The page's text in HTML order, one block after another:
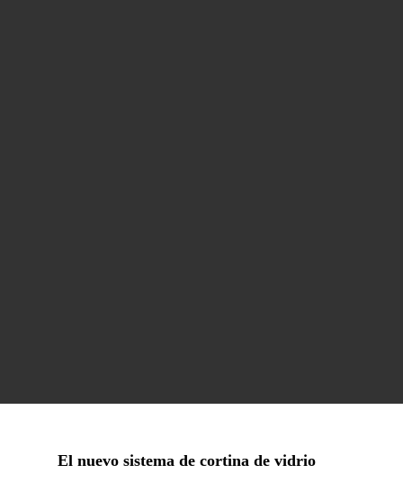
El nuevo sistema de cortina de vidrio